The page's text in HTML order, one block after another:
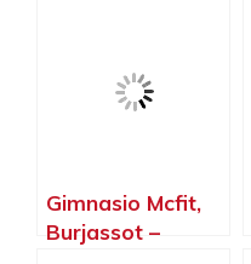
Gimnasio Mcfit,
Burjassot –